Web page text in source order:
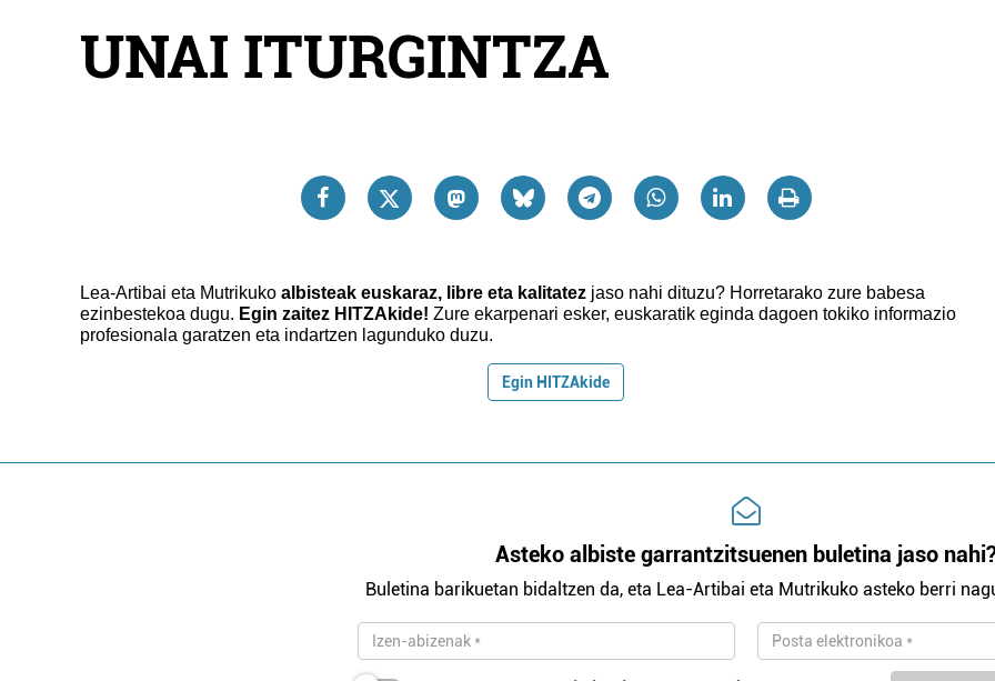
UNAI ITURGINTZA
Lea-Artibai eta Mutrikuko albisteak euskaraz, libre eta kalitatez jaso nahi dituzu? Horretarako zure babesa
ezinbestekoa dugu. Egin zaitez HITZAkide! Zure ekarpenari esker, euskaratik eginda dagoen tokiko informazio
profesionala garatzen eta indartzen lagunduko duzu.
Egin HITZAkide
Asteko albiste garrantzitsuenen buletina jaso
Buletina barikuetan bidaltzen da, eta Lea-Artibai eta Mutrikuko asteko berri